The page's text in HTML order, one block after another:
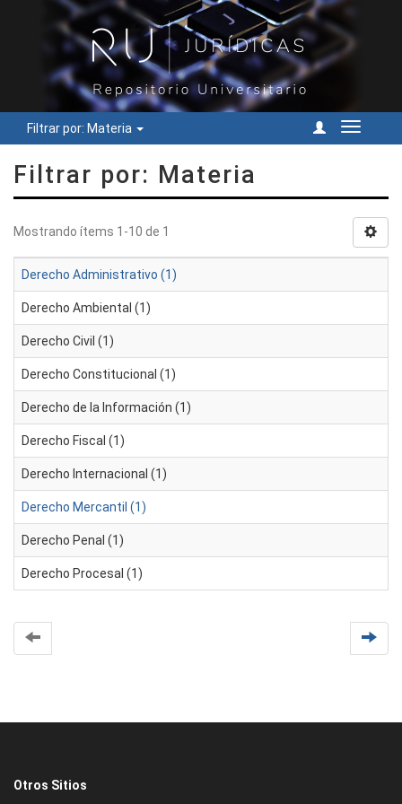
Filtrar por: Materia
Cambiar
Filtrar por: Materia
Mostrando ítems 1-10 de 1
Derecho Administrativo (1)
Derecho Ambiental (1)
Derecho Civil (1)
Derecho Constitucional (1)
Derecho de la Información (1)
Derecho Fiscal (1)
Derecho Internacional (1)
Derecho Mercantil (1)
Derecho Penal (1)
Derecho Procesal (1)
Otros Sitios